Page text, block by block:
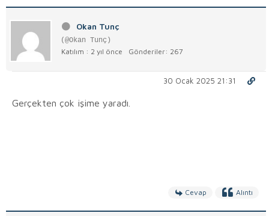
Okan Tunç
(@Okan Tunç)
Katılım : 2 yıl önce Gönderiler: 267
30 Ocak 2025 21:31
Gerçekten çok işime yaradı.
Cevap Alıntı